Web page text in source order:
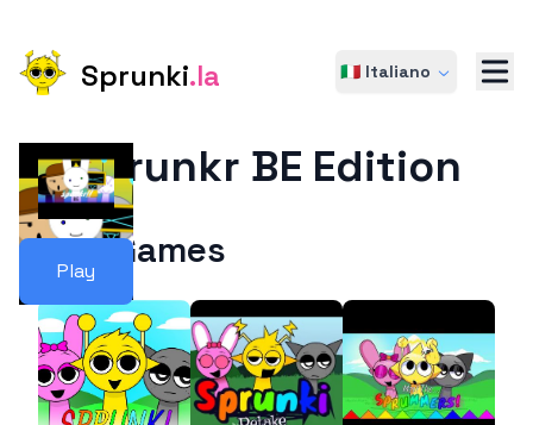
Sprunki.la 🇮🇹 Italiano
Play
Sprunkr BE Edition
More Games